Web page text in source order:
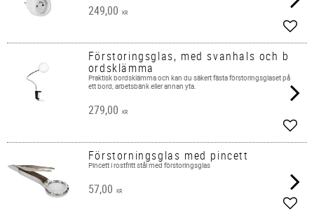
249,00 KR
Förstoringsglas, med svanhals och b
ordsklämma
Praktisk bordsklämma och kan du säkert fästa förstoringsglaset på
ett bord, arbetsbänk eller annan yta.
279,00 KR
Förstorningsglas med pincett
Pincett i rostfritt stål med förstoringsglas
57,00 KR